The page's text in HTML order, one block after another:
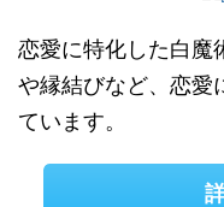
恋愛に特化した白魔
や縁結びなど、恋愛
ています。